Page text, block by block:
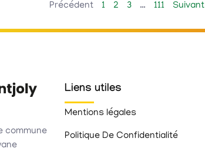
Précédent 1 2 3 … 111 Suivant
commune
Liens utiles
Mentions légales
Politique De Confidentialité